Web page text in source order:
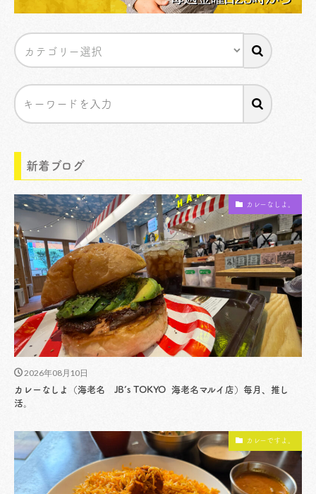
新着ブログ
カレーなしよ。
2026年08月10日
カレーなしよ（海老名 JB’s TOKYO 海老名マルイ店）毎月、推し
活。
カレーですよ。